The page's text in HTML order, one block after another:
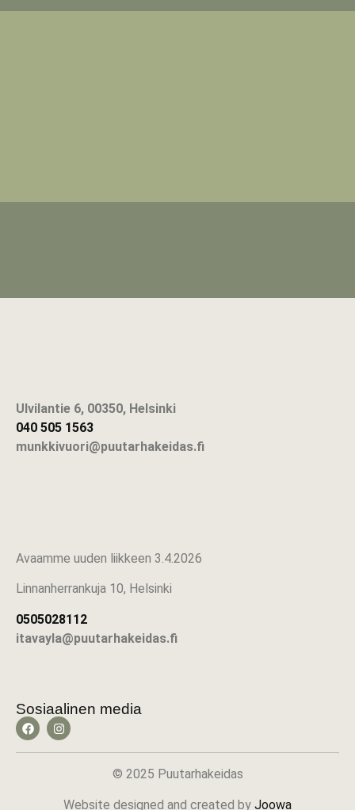
Ulvilantie 6, 00350, Helsinki
040 505 1563
munkkivuori@puutarhakeidas.fi
Avaamme uuden liikkeen 3.4.2026
Linnanherrankuja 10, Helsinki
0505028112
itavayla@puutarhakeidas.fi
Sosiaalinen media
© 2025 Puutarhakeidas
Website designed and created by Joowa